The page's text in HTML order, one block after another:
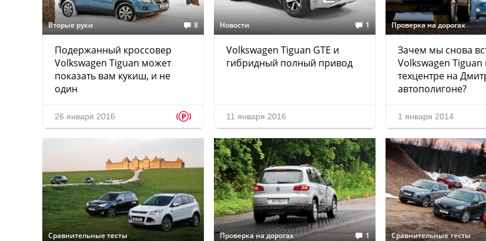
Вторые руки 8
Подержанный кроссовер
Volkswagen Tiguan может
показать вам кукиш, и не
один
26 января 2016 p
Новости 1
Volkswagen Tiguan GTE и
гибридный полный привод
11 января 2016
Проверка на дорогах
Зачем мы снова
Volkswagen
техцентре на
автополигоне?
1 января 2014
Сравнительные тесты Проверка на дорогах 1 Сравнительные тесты